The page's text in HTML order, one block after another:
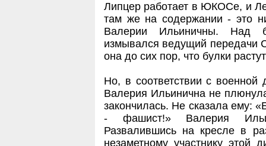
Липцер работает в ЮКОСе, и
там же на содержании - это
Валерии Ильиничны. Над
измывался ведущий передачи
она до сих пор, что булки
Но, в соответствии с военной
Валерия Ильинична не
закончилась. Не сказала ему:
- фашист!» Валерия
Развалившись на кресле в
незаметному участнику этой